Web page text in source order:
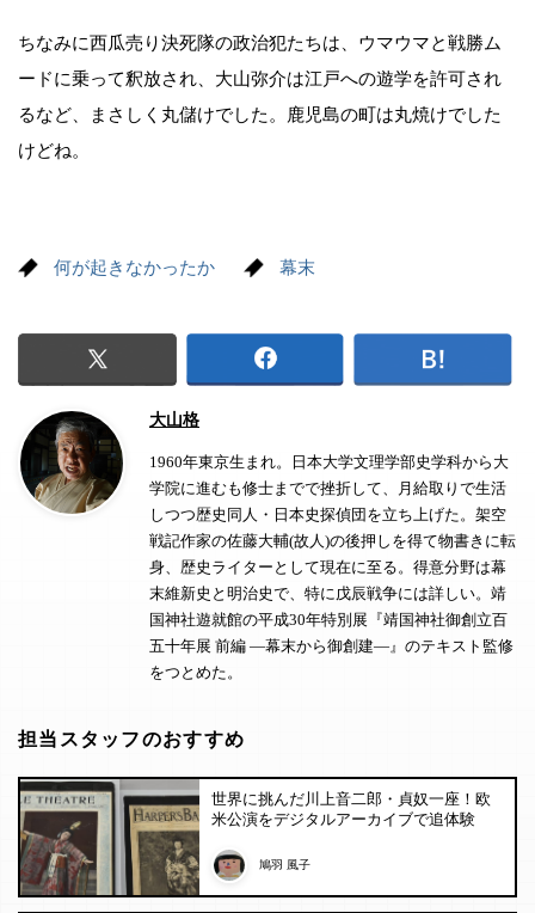
ちなみに西瓜売り決死隊の政治犯たちは、ウマウマと戦勝ム
ードに乗って釈放され、大山弥介は江戸への遊学を許可され
るなど、まさしく丸儲けでした。鹿児島の町は丸焼けでした
けどね。
何が起きなかったか 幕末
大山格
1960年東京生まれ。日本大学文理学部史学科から大
学院に進むも修士までで挫折して、月給取りで生活
しつつ歴史同人・日本史探偵団を立ち上げた。架空
戦記作家の佐藤大輔(故人)の後押しを得て物書きに転
身、歴史ライターとして現在に至る。得意分野は幕
末維新史と明治史で、特に戊辰戦争には詳しい。靖
国神社遊就館の平成30年特別展『靖国神社御創立百
五十年展 前編 ―幕末から御創建―』のテキスト監修
をつとめた。
担当スタッフのおすすめ
世界に挑んだ川上音二郎・貞奴一座！欧
米公演をデジタルアーカイブで追体験
鳩羽 風子